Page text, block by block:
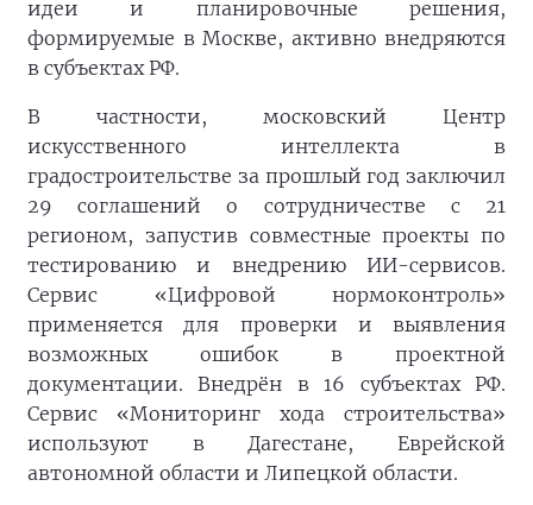
идеи и планировочные решения,
формируемые в Москве, активно внедряются
в субъектах РФ.
В частности, московский Центр
искусственного интеллекта в
градостроительстве за прошлый год заключил
29 соглашений о сотрудничестве с 21
регионом, запустив совместные проекты по
тестированию и внедрению ИИ-сервисов.
Сервис «Цифровой нормоконтроль»
применяется для проверки и выявления
возможных ошибок в проектной
документации. Внедрён в 16 субъектах РФ.
Сервис «Мониторинг хода строительства»
используют в Дагестане, Еврейской
автономной области и Липецкой области.